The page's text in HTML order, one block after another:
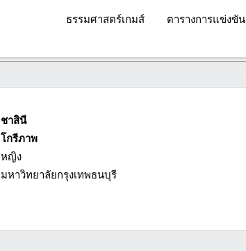
ธรรมศาสตร์เกมส์ ตารางการแข่งขัน
ชาสินี
โกรีภาพ
หญิง
มหาวิทยาลัยกรุงเทพธนบุรี